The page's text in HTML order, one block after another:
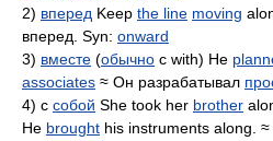
2) вперед Keep the line moving
вперед. Syn: onward
3) вместе (обычно с with) He
associates ≈ Он разрабатывал
4) с собой She took her brother
He brought his instruments along.